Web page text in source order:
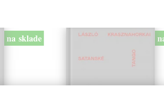
na sklade